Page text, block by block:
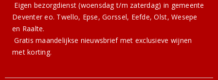
Eigen bezorgdienst (woensdag t/m zaterdag) in gemeente
Deventer eo. Twello, Epse, Gorssel, Eefde, Olst, Wesepe
en Raalte.
Gratismaandelijkse nieuwsbriefmet exclusieve wijnen
met korting.